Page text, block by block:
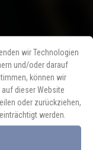
wir Technologien
und/oder darauf
können wir
dieser Website
oder zurückziehen,
werden.
Nächster Beitrag